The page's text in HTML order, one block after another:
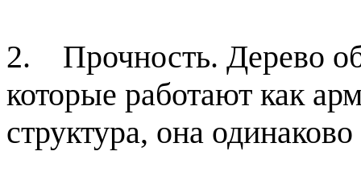
2. Прочность. Дерево
которые работают как
структура, она